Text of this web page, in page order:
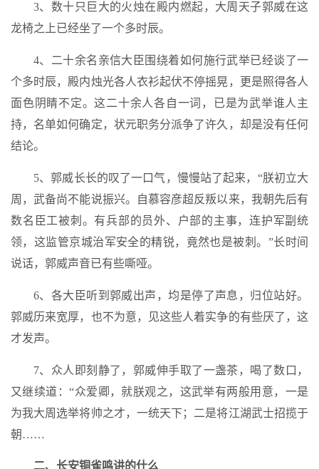
3、数十只巨大的火烛在殿内燃起，大周天子郭威在这
龙椅之上已经坐了一个多时辰。
4、二十余名亲信大臣围绕着如何施行武举已经谈了一
个多时辰，殿内烛光各人衣衫起伏不停摇晃，更是照得各人
面色阴睛不定。这二十余人各自一词，已是为武举谁人主
持，名单如何确定，状元职务分派争了许久，却是没有任何
结论。
5、郭威长长的叹了一口气，慢慢站了起来，“朕初立大
周，武备尚不能说振兴。自慕容彦超反叛以来，我朝先后有
数名臣工被刺。有兵部的员外、户部的主事，连护军副统
领，这监管京城治军安全的精锐，竟然也是被刺。”长时间
说话，郭威声音已有些嘶哑。
6、各大臣听到郭威出声，均是停了声息，归位站好。
郭威历来宽厚，也不为意，见这些人着实争的有些厌了，这
才发声。
7、众人即刻静了，郭威伸手取了一盏茶，喝了数口，
又继续道：“众爱卿，就朕观之，这武举有两般用意，一是
为我大周选举将帅之才，一统天下；二是将江湖武士招揽于
朝……
二、长安铜雀鸣讲的什么